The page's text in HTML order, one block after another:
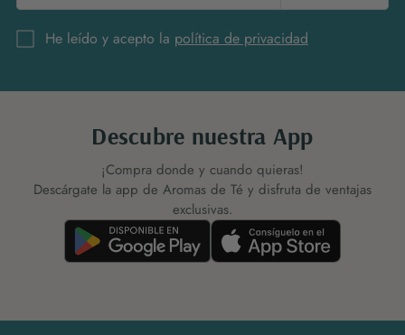
He leído y acepto la política de privacidad
Descubre nuestra App
¡Compra donde y cuando quieras!
Descárgate la app de Aromas de Té y disfruta de ventajas
exclusivas.